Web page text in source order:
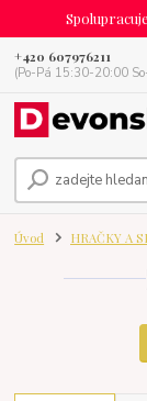
+420 607976211
(Po-Pá 15:30-20:00
Úvod HRAČKY A